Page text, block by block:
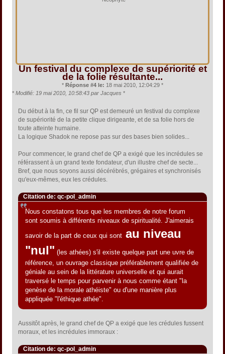
Un festival du complexe de supériorité et
de la folie résultante...
* Réponse #4 le: 18 mai 2010, 12:04:29 *
* Modifié: 19 mai 2010, 10:58:43 par Jacques *
Du début à la fin, ce fil sur QP est demeuré un festival du complexe
de supériorité de la petite clique dirigeante, et de sa folie hors de
toute atteinte humaine.
La logique Shadok ne repose pas sur des bases bien solides...
Pour commencer, le grand chef de QP a exigé que les incrédules se
référassent à un grand texte fondateur, d'un illustre chef de secte...
Bref, que nous soyons aussi décérébrés, grégaires et synchronisés
qu'eux-mêmes, eux les crédules.
Citation de: qc-pol_admin
Nous constatons tous que les membres de notre forum
sont soumis à différents niveaux de spiritualité. J'aimerais
savoir de la part de ceux qui sont au niveau
"nul" (les athées) s'il existe quelque part une uvre de
référence, un ouvrage classique préférablement qualifiée de
géniale au sein de la littérature universelle et qui aurait
traversé le temps pour parvenir à nous comme étant "la
genèse de la morale athéiste" ou d'une manière plus
appliquée "l'éthique athée".
Aussitôt après, le grand chef de QP a exigé que les crédules fussent
moraux, et les incrédules immoraux :
Citation de: qc-pol_admin